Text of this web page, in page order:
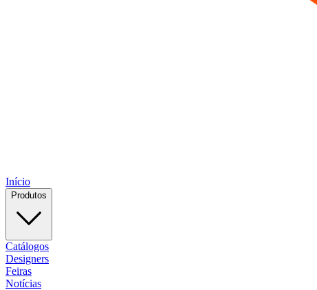
Início
Produtos
Catálogos
Designers
Feiras
Notícias